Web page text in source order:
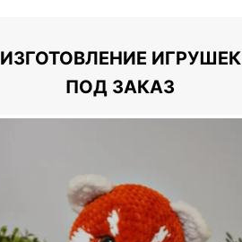
ИЗГОТОВЛЕНИЕ ИГРУШЕК
ПОД ЗАКАЗ